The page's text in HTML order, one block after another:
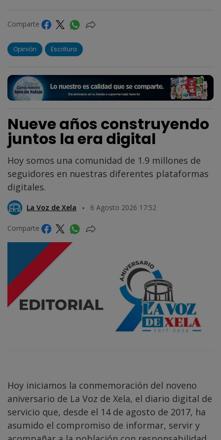
Comparte
Opinión Escritura
Nueve años construyendo
juntos la era digital
Hoy somos una comunidad de 1.9 millones de
seguidores en nuestras diferentes plataformas
digitales.
La Voz de Xela 6 Agosto 2026 17:52
Comparte
Hoy iniciamos la conmemoración del noveno
aniversario de La Voz de Xela, el diario digital de
servicio que, desde el 14 de agosto de 2017, ha
asumido el compromiso de informar, servir y